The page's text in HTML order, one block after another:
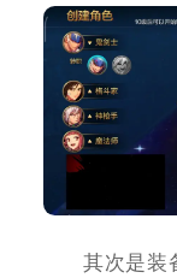
其次是装